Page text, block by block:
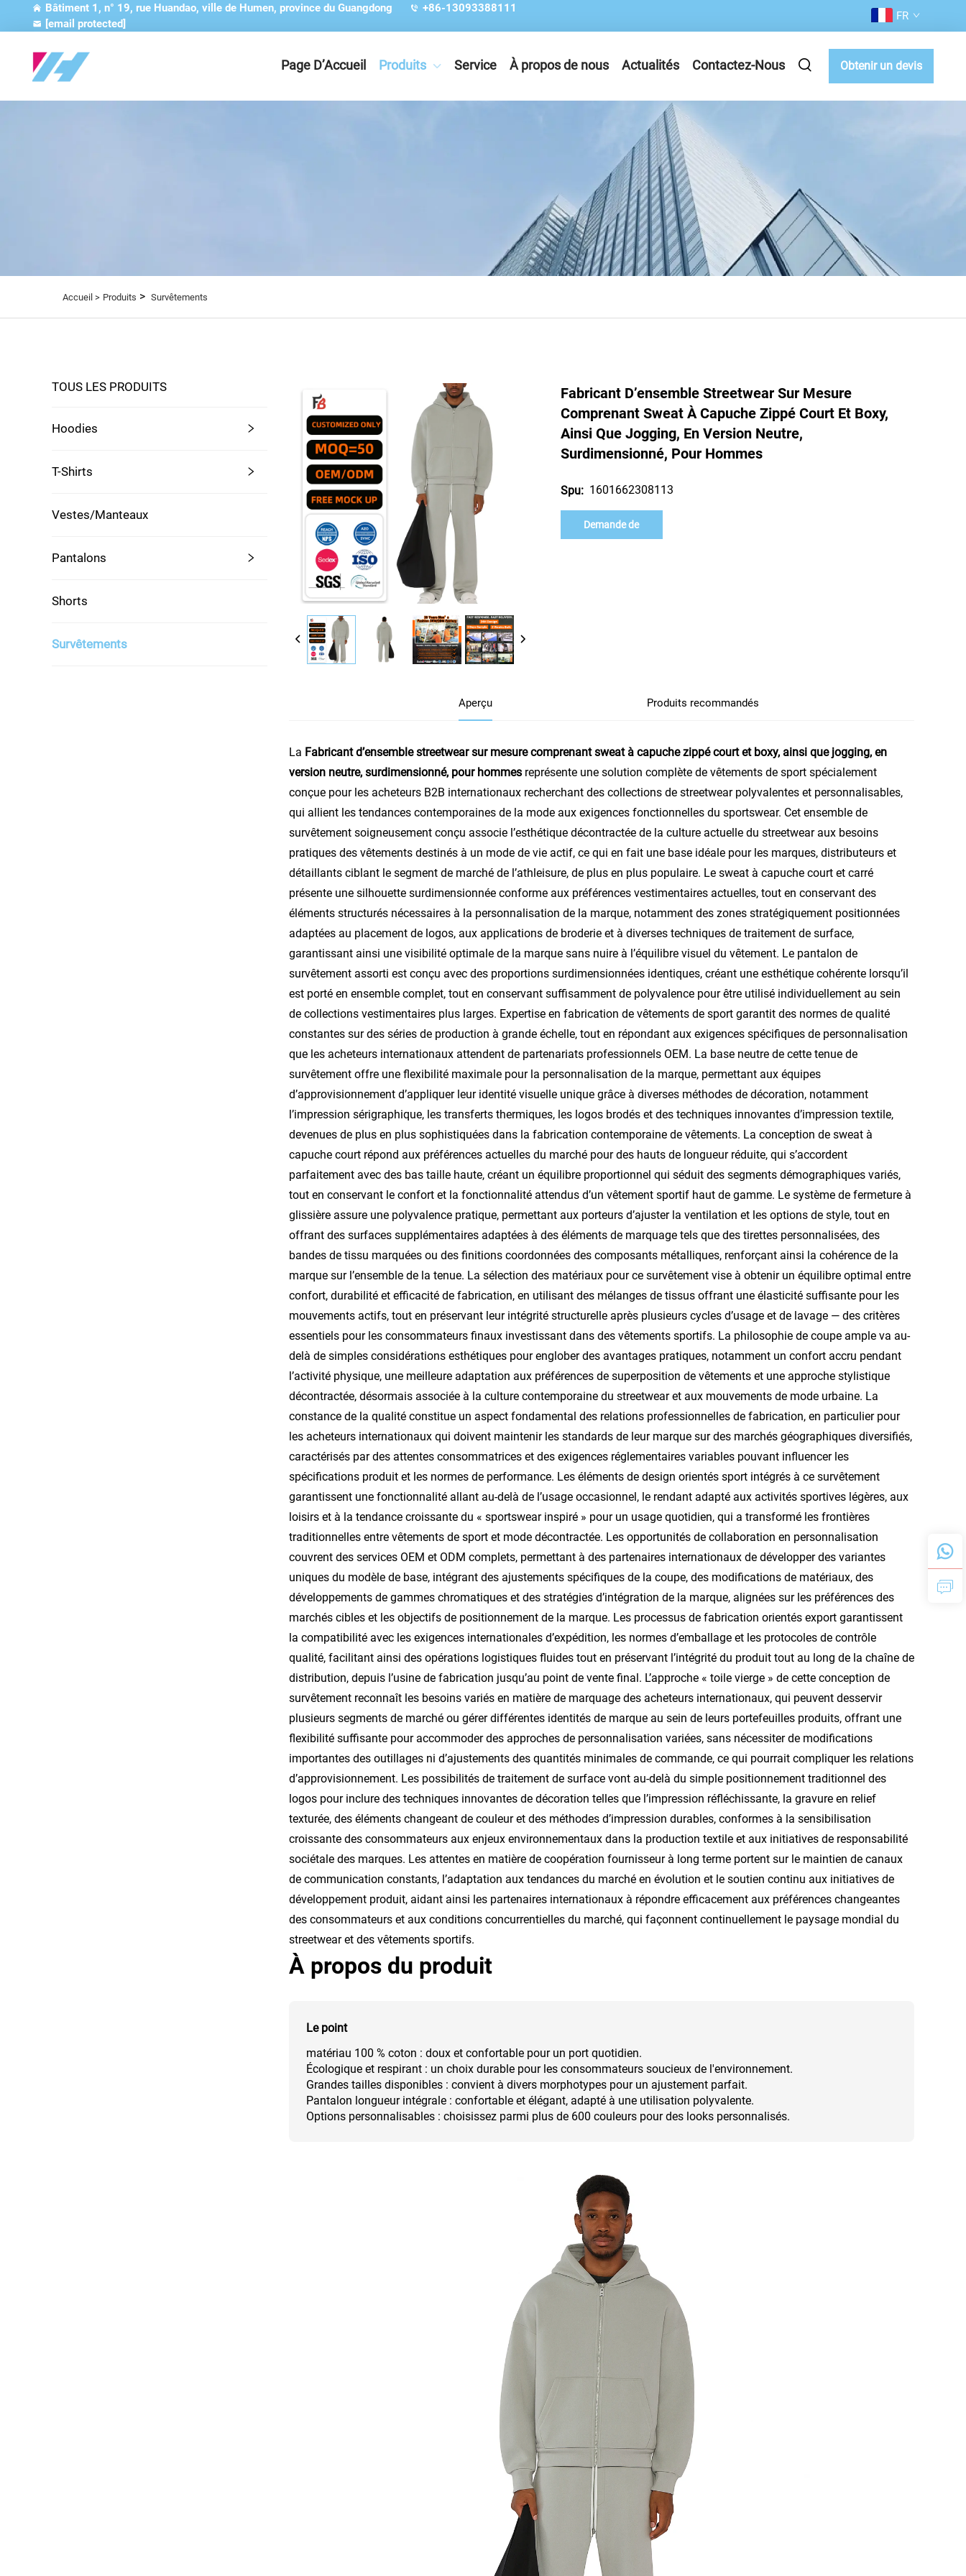
Bâtiment 1, n° 19, rue Huandao, ville de Humen, province du Guangdong
+86-13093388111
[email protected]
FR
Page D’Accueil Produits Service À propos de nous Actualités Contactez-Nous Obtenir un devis
Accueil > Produits > Survêtements
TOUS LES PRODUITS
Hoodies
T-Shirts
Vestes/Manteaux
Pantalons
Shorts
Survêtements
Fabricant D’ensemble Streetwear Sur Mesure
Comprenant Sweat À Capuche Zippé Court Et Boxy,
Ainsi Que Jogging, En Version Neutre,
Surdimensionné, Pour Hommes
Spu: 1601662308113
Demande de
Aperçu Produits recommandés
La Fabricant d’ensemble streetwear sur mesure comprenant sweat à capuche zippé court et boxy, ainsi que jogging, en
version neutre, surdimensionné, pour hommes représente une solution complète de vêtements de sport spécialement
conçue pour les acheteurs B2B internationaux recherchant des collections de streetwear polyvalentes et personnalisables,
qui allient les tendances contemporaines de la mode aux exigences fonctionnelles du sportswear. Cet ensemble de
survêtement soigneusement conçu associe l’esthétique décontractée de la culture actuelle du streetwear aux besoins
pratiques des vêtements destinés à un mode de vie actif, ce qui en fait une base idéale pour les marques, distributeurs et
détaillants ciblant le segment de marché de l’athleisure, de plus en plus populaire. Le sweat à capuche court et carré
présente une silhouette surdimensionnée conforme aux préférences vestimentaires actuelles, tout en conservant des
éléments structurés nécessaires à la personnalisation de la marque, notamment des zones stratégiquement positionnées
adaptées au placement de logos, aux applications de broderie et à diverses techniques de traitement de surface,
garantissant ainsi une visibilité optimale de la marque sans nuire à l’équilibre visuel du vêtement. Le pantalon de
survêtement assorti est conçu avec des proportions surdimensionnées identiques, créant une esthétique cohérente lorsqu’il
est porté en ensemble complet, tout en conservant suffisamment de polyvalence pour être utilisé individuellement au sein
de collections vestimentaires plus larges. Expertise en fabrication de vêtements de sport garantit des normes de qualité
constantes sur des séries de production à grande échelle, tout en répondant aux exigences spécifiques de personnalisation
que les acheteurs internationaux attendent de partenariats professionnels OEM. La base neutre de cette tenue de
survêtement offre une flexibilité maximale pour la personnalisation de la marque, permettant aux équipes
d’approvisionnement d’appliquer leur identité visuelle unique grâce à diverses méthodes de décoration, notamment
l’impression sérigraphique, les transferts thermiques, les logos brodés et des techniques innovantes d’impression textile,
devenues de plus en plus sophistiquées dans la fabrication contemporaine de vêtements. La conception de sweat à
capuche court répond aux préférences actuelles du marché pour des hauts de longueur réduite, qui s’accordent
parfaitement avec des bas taille haute, créant un équilibre proportionnel qui séduit des segments démographiques variés,
tout en conservant le confort et la fonctionnalité attendus d’un vêtement sportif haut de gamme. Le système de fermeture à
glissière assure une polyvalence pratique, permettant aux porteurs d’ajuster la ventilation et les options de style, tout en
offrant des surfaces supplémentaires adaptées à des éléments de marquage tels que des tirettes personnalisées, des
bandes de tissu marquées ou des finitions coordonnées des composants métalliques, renforçant ainsi la cohérence de la
marque sur l’ensemble de la tenue. La sélection des matériaux pour ce survêtement vise à obtenir un équilibre optimal entre
confort, durabilité et efficacité de fabrication, en utilisant des mélanges de tissus offrant une élasticité suffisante pour les
mouvements actifs, tout en préservant leur intégrité structurelle après plusieurs cycles d’usage et de lavage — des critères
essentiels pour les consommateurs finaux investissant dans des vêtements sportifs. La philosophie de coupe ample va au-
delà de simples considérations esthétiques pour englober des avantages pratiques, notamment un confort accru pendant
l’activité physique, une meilleure adaptation aux préférences de superposition de vêtements et une approche stylistique
décontractée, désormais associée à la culture contemporaine du streetwear et aux mouvements de mode urbaine. La
constance de la qualité constitue un aspect fondamental des relations professionnelles de fabrication, en particulier pour
les acheteurs internationaux qui doivent maintenir les standards de leur marque sur des marchés géographiques diversifiés,
caractérisés par des attentes consommatrices et des exigences réglementaires variables pouvant influencer les
spécifications produit et les normes de performance. Les éléments de design orientés sport intégrés à ce survêtement
garantissent une fonctionnalité allant au-delà de l’usage occasionnel, le rendant adapté aux activités sportives légères, aux
loisirs et à la tendance croissante du « sportswear inspiré » pour un usage quotidien, qui a transformé les frontières
traditionnelles entre vêtements de sport et mode décontractée. Les opportunités de collaboration en personnalisation
couvrent des services OEM et ODM complets, permettant à des partenaires internationaux de développer des variantes
uniques du modèle de base, intégrant des ajustements spécifiques de la coupe, des modifications de matériaux, des
développements de gammes chromatiques et des stratégies d’intégration de la marque, alignées sur les préférences des
marchés cibles et les objectifs de positionnement de la marque. Les processus de fabrication orientés export garantissent
la compatibilité avec les exigences internationales d’expédition, les normes d’emballage et les protocoles de contrôle
qualité, facilitant ainsi des opérations logistiques fluides tout en préservant l’intégrité du produit tout au long de la chaîne de
distribution, depuis l’usine de fabrication jusqu’au point de vente final. L’approche « toile vierge » de cette conception de
survêtement reconnaît les besoins variés en matière de marquage des acheteurs internationaux, qui peuvent desservir
plusieurs segments de marché ou gérer différentes identités de marque au sein de leurs portefeuilles produits, offrant une
flexibilité suffisante pour accommoder des approches de personnalisation variées, sans nécessiter de modifications
importantes des outillages ni d’ajustements des quantités minimales de commande, ce qui pourrait compliquer les relations
d’approvisionnement. Les possibilités de traitement de surface vont au-delà du simple positionnement traditionnel des
logos pour inclure des techniques innovantes de décoration telles que l’impression réfléchissante, la gravure en relief
texturée, des éléments changeant de couleur et des méthodes d’impression durables, conformes à la sensibilisation
croissante des consommateurs aux enjeux environnementaux dans la production textile et aux initiatives de responsabilité
sociétale des marques. Les attentes en matière de coopération fournisseur à long terme portent sur le maintien de canaux
de communication constants, l’adaptation aux tendances du marché en évolution et le soutien continu aux initiatives de
développement produit, aidant ainsi les partenaires internationaux à répondre efficacement aux préférences changeantes
des consommateurs et aux conditions concurrentielles du marché, qui façonnent continuellement le paysage mondial du
streetwear et des vêtements sportifs.
À propos du produit
Le point
matériau 100 % coton : doux et confortable pour un port quotidien.
Écologique et respirant : un choix durable pour les consommateurs soucieux de l'environnement.
Grandes tailles disponibles : convient à divers morphotypes pour un ajustement parfait.
Pantalon longueur intégrale : confortable et élégant, adapté à une utilisation polyvalente.
Options personnalisables : choisissez parmi plus de 600 couleurs pour des looks personnalisés.